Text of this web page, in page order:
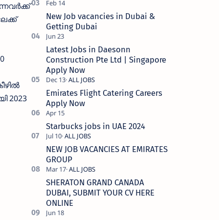
New Job vacancies in Dubai &
Getting Dubai
Latest Jobs in Daesonn
Construction Pte Ltd | Singapore
Apply Now
Emirates Flight Catering Careers
Apply Now
Starbucks jobs in UAE 2024
NEW JOB VACANCIES AT EMIRATES
GROUP
SHERATON GRAND CANADA
DUBAI, SUBMIT YOUR CV HERE
ONLINE